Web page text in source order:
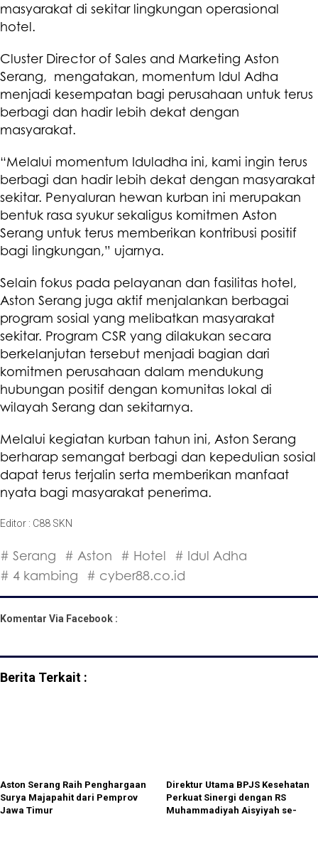
masyarakat di sekitar lingkungan operasional
hotel.
Cluster Director of Sales and Marketing Aston
Serang, mengatakan, momentum Idul Adha
menjadi kesempatan bagi perusahaan untuk terus
berbagi dan hadir lebih dekat dengan
masyarakat.
“Melalui momentum Iduladha ini, kami ingin terus
berbagi dan hadir lebih dekat dengan masyarakat
sekitar. Penyaluran hewan kurban ini merupakan
bentuk rasa syukur sekaligus komitmen Aston
Serang untuk terus memberikan kontribusi positif
bagi lingkungan,” ujarnya.
Selain fokus pada pelayanan dan fasilitas hotel,
Aston Serang juga aktif menjalankan berbagai
program sosial yang melibatkan masyarakat
sekitar. Program CSR yang dilakukan secara
berkelanjutan tersebut menjadi bagian dari
komitmen perusahaan dalam mendukung
hubungan positif dengan komunitas lokal di
wilayah Serang dan sekitarnya.
Melalui kegiatan kurban tahun ini, Aston Serang
berharap semangat berbagi dan kepedulian sosial
dapat terus terjalin serta memberikan manfaat
nyata bagi masyarakat penerima.
Editor : C88 SKN
# Serang # Aston # Hotel
# Idul Adha
# 4 kambing
# cyber88.co.id
Komentar Via Facebook :
Berita Terkait :
Aston Serang Raih Penghargaan
Surya Majapahit dari Pemprov
Jawa Timur
Direktur Utama BPJS Kesehatan
Perkuat Sinergi dengan RS
Muhammadiyah Aisyiyah se-